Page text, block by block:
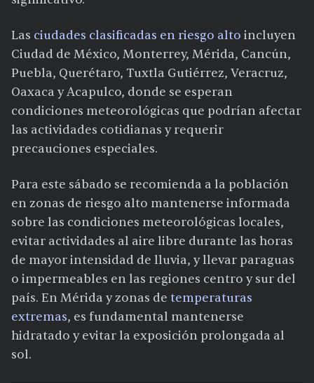
Las ciudades clasificadas en riesgo alto incluyen
Ciudad de México, Monterrey, Mérida, Cancún,
Puebla, Querétaro, Tuxtla Gutiérrez, Veracruz,
Oaxaca y Acapulco, donde se esperan
condiciones meteorológicas que podrían afectar
las actividades cotidianas y requerir
precauciones especiales.
Para este sábado se recomienda a la población
en zonas de riesgo alto mantenerse informada
sobre las condiciones meteorológicas locales,
evitar actividades al aire libre durante las horas
de mayor intensidad de lluvia, y llevar paraguas
o impermeables en las regiones centro y sur del
país. En Mérida y zonas de temperaturas
extremas, es fundamental mantenerse
hidratado y evitar la exposición prolongada al
sol.